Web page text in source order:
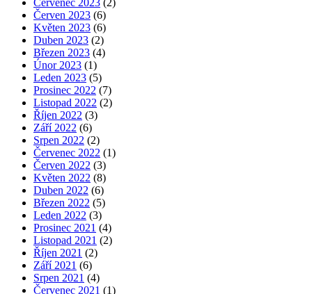
Červenec 2023 (2)
Červen 2023 (6)
Květen 2023 (6)
Duben 2023 (2)
Březen 2023 (4)
Únor 2023 (1)
Leden 2023 (5)
Prosinec 2022 (7)
Listopad 2022 (2)
Říjen 2022 (3)
Září 2022 (6)
Srpen 2022 (2)
Červenec 2022 (1)
Červen 2022 (3)
Květen 2022 (8)
Duben 2022 (6)
Březen 2022 (5)
Leden 2022 (3)
Prosinec 2021 (4)
Listopad 2021 (2)
Říjen 2021 (2)
Září 2021 (6)
Srpen 2021 (4)
Červenec 2021 (1)